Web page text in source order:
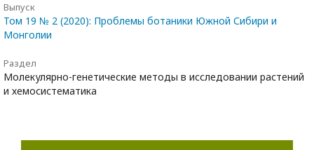
Выпуск
Том 19 № 2 (2020): Проблемы ботаники Южной Сибири и
Монголии
Раздел
Молекулярно-генетические методы в исследовании растений
и хемосистематика